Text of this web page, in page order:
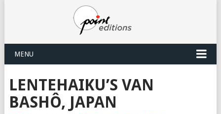
MENU
LENTEHAIKU’S VAN
BASHÔ, JAPAN